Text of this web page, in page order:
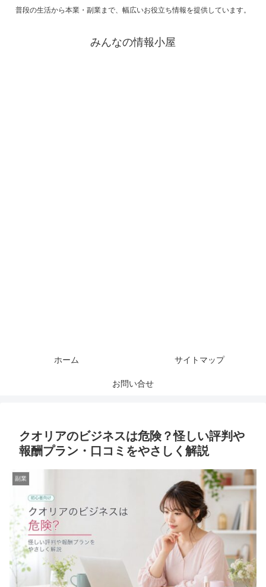
普段の生活から本業・副業まで、幅広いお役立ち情報を提供しています。
みんなの情報小屋
ホーム サイトマップ
お問い合せ
クオリアのビジネスは危険？怪しい評判や
報酬プラン・口コミをやさしく解説
副業